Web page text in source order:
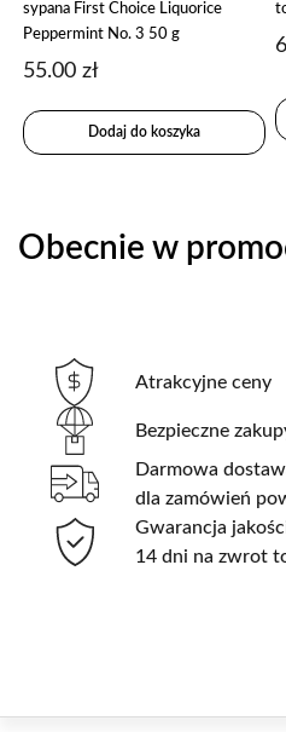
sypana First Choice Liquorice
Peppermint No. 3 50 g
55.00zł
Dodaj do koszyka
Obecnie w
Atrakcyjne ceny
Bezpieczne
Darmowa
dla zamówień
Gwarancja
14 dni na zwrot